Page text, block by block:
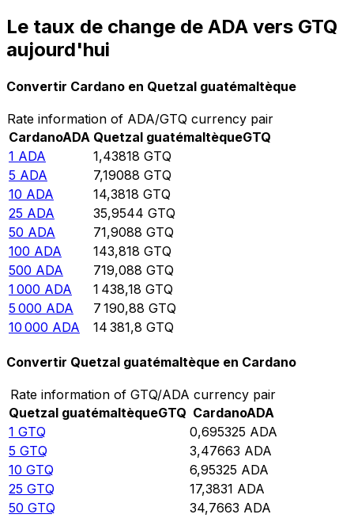
Le taux de change de ADA vers GTQ
aujourd'hui
Convertir Cardano en Quetzal guatémaltèque
Rate information of ADA/GTQ currency pair
CardanoADA Quetzal guatémaltèqueGTQ
1 ADA 1,43818 GTQ
5 ADA 7,19088 GTQ
10 ADA 14,3818 GTQ
25 ADA 35,9544 GTQ
50 ADA 71,9088 GTQ
100 ADA 143,818 GTQ
500 ADA 719,088 GTQ
1 000 ADA 1 438,18 GTQ
5 000 ADA 7 190,88 GTQ
10 000 ADA 14 381,8 GTQ
Convertir Quetzal guatémaltèque en Cardano
Rate information of GTQ/ADA currency pair
Quetzal guatémaltèqueGTQ CardanoADA
1 GTQ 0,695325 ADA
5 GTQ 3,47663 ADA
10 GTQ 6,95325 ADA
25 GTQ 17,3831 ADA
50 GTQ 34,7663 ADA